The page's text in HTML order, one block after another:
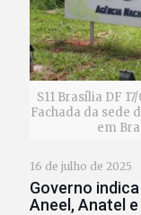
S11 Brasília DF
Fachada da sede
em
16 de julho de 2025
Governo
Aneel, Anatel